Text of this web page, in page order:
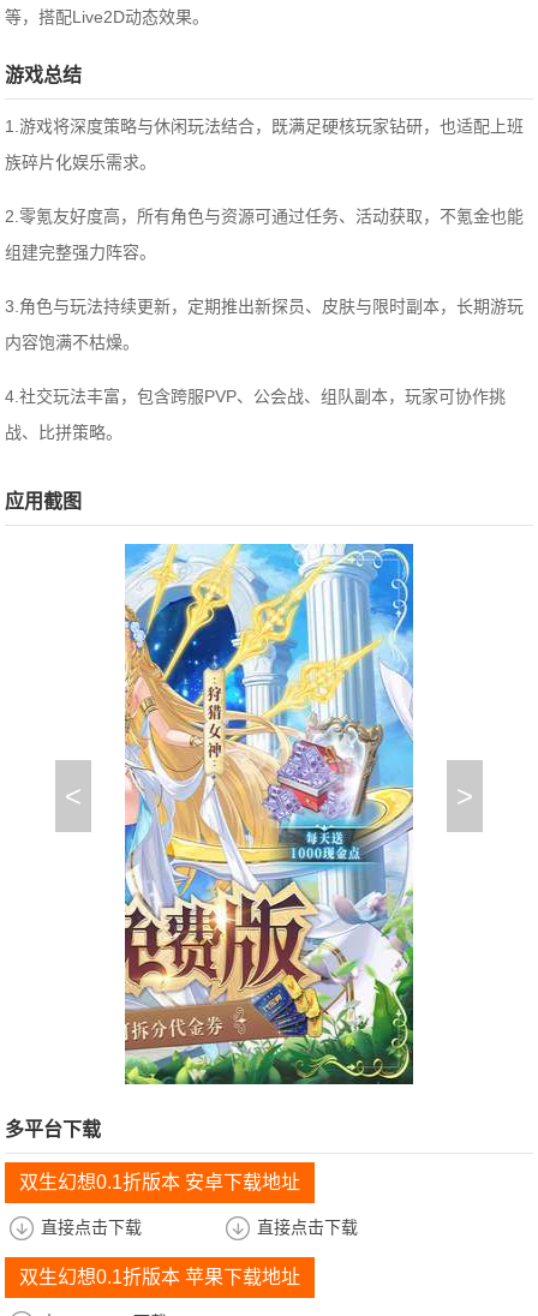
等，搭配Live2D动态效果。
游戏总结
1.游戏将深度策略与休闲玩法结合，既满足硬核玩家钻研，也适配上班
族碎片化娱乐需求。
2.零氪友好度高，所有角色与资源可通过任务、活动获取，不氪金也能
组建完整强力阵容。
3.角色与玩法持续更新，定期推出新探员、皮肤与限时副本，长期游玩
内容饱满不枯燥。
4.社交玩法丰富，包含跨服PVP、公会战、组队副本，玩家可协作挑
战、比拼策略。
应用截图
< >
多平台下载
双生幻想0.1折版本 安卓下载地址
直接点击下载 直接点击下载
双生幻想0.1折版本 苹果下载地址